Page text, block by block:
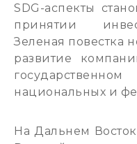
SDG-аспекты
принятии
Зеленая повестка
развитие
национальных и
На Дальнем